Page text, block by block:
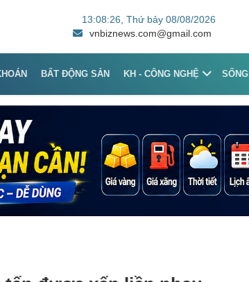
13:08:26 , Thứ bảy 08/08/2026
vnbiznews.com@gmail.com
BẤT ĐỘNG SẢN KH - CÔNG NGHỆ SỐNG